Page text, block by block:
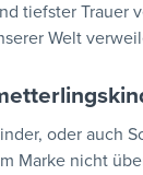
tiefster Trauer
Welt
oder auch
Marke nicht